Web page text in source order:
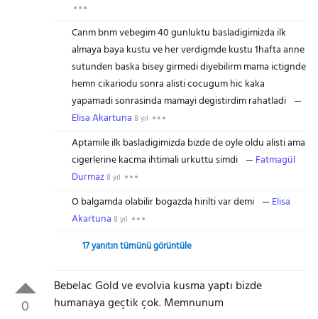
Canm bnm vebegim 40 gunluktu basladigimizda ilk
almaya baya kustu ve her verdigmde kustu 1hafta anne
sutunden baska bisey girmedi diyebilirm mama ictignde
hemn cikariodu sonra alisti cocugum hic kaka
yapamadi sonrasinda mamayi degistirdim rahatladi
Elisa Akartuna 8 yıl
Aptamile ilk basladigimizda bizde de oyle oldu alisti ama
cigerlerine kacma ihtimali urkuttu simdi
Fatmagül
Durmaz8 yıl
O balgamda olabilir bogazda hirilti var demi
Elisa
Akartuna 8 yıl
17 yanıtın tümünü görüntüle
0
Bebelac Gold ve evolvia kusma yaptı bizde
humanaya geçtik çok. Memnunum